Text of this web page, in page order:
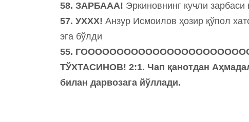
58. ЗАРБААА! Эркиновнинг кучли зарбаси
57. УХХХ! Анзур Исмоилов ҳозир қўпол
эга бўлди
55.
ТЎХТАСИНОВ! 2:1. Чап қанотдан
билан дарвозага йўллади.